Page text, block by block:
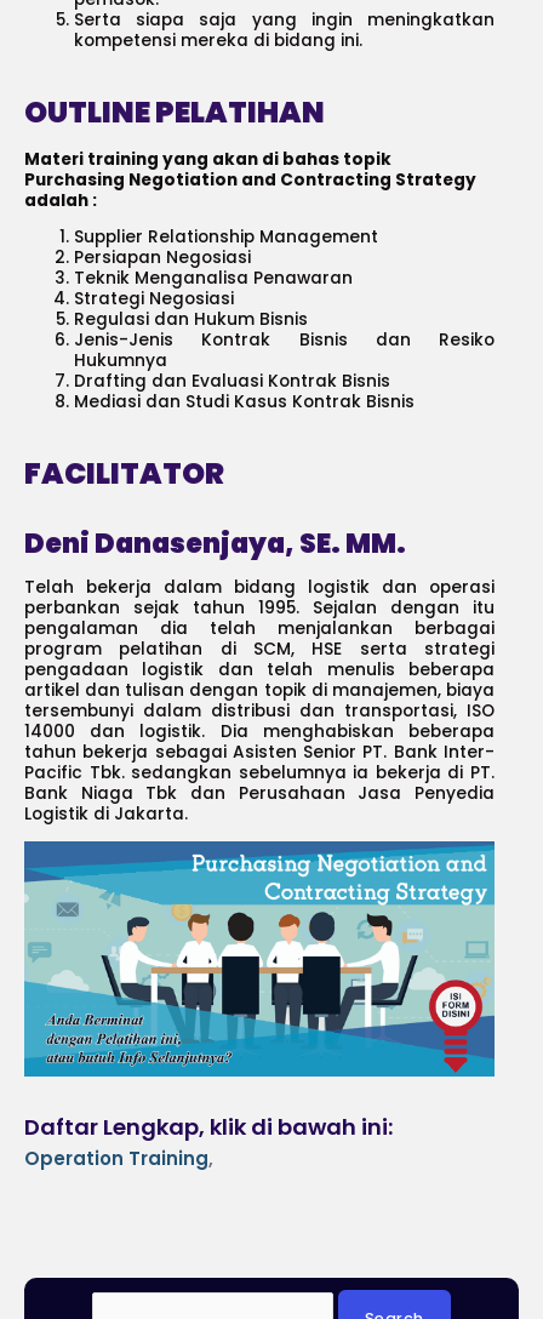
Serta siapa saja yang ingin meningkatkan
kompetensi mereka di bidang ini.
OUTLINE PELATIHAN
Materi training yang akan di bahas topik
Purchasing Negotiation and Contracting Strategy
adalah :
Supplier Relationship Management
Persiapan Negosiasi
Teknik Menganalisa Penawaran
Strategi Negosiasi
Regulasi dan Hukum Bisnis
Jenis-Jenis Kontrak Bisnis dan Resiko
Hukumnya
Drafting dan Evaluasi Kontrak Bisnis
Mediasi dan Studi Kasus Kontrak Bisnis
FACILITATOR
Deni Danasenjaya, SE. MM.
Telah bekerja dalam bidang logistik dan operasi
perbankan sejak tahun 1995. Sejalan dengan itu
pengalaman dia telah menjalankan berbagai
program pelatihan di SCM, HSE serta strategi
pengadaan logistik dan telah menulis beberapa
artikel dan tulisan dengan topik di manajemen, biaya
tersembunyi dalam distribusi dan transportasi, ISO
14000 dan logistik. Dia menghabiskan beberapa
tahun bekerja sebagai Asisten Senior PT. Bank Inter-
Pacific Tbk. sedangkan sebelumnya ia bekerja di PT.
Bank Niaga Tbk dan Perusahaan Jasa Penyedia
Logistik di Jakarta.
Daftar Lengkap, klik di bawah ini:
Operation Training,